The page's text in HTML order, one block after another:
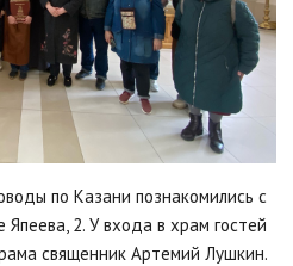
по Казани познакомились с
Япеева, 2. У входа в храм гостей
священник Артемий Лушкин.